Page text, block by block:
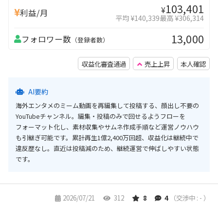
利益/月 ¥103,401
平均 ¥140,339最高 ¥306,314
フォロワー数 （登録者数） 13,000
収益化審査通過 売上上昇 本人確認
AI要約
海外エンタメのミーム動画を再編集して投稿する、顔出し不要の
YouTubeチャンネル。編集・投稿のみで回せるようフローを
フォーマット化し、素材収集やサムネ作成手順など運営ノウハウ
も引継ぎ可能です。累計再生1億2,400万回超、収益化は継続中で
違反歴なし。直近は投稿減のため、継続運営で伸ばしやすい状態
です。
2026/07/21 312 8 4 （交渉中 : - ）